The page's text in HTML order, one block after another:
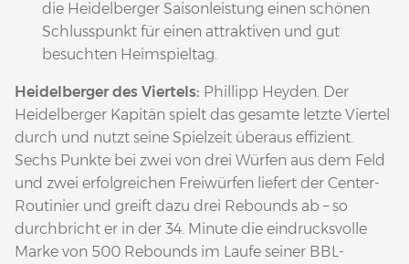
die Heidelberger Saisonleistung einen schönen
Schlusspunkt für einen attraktiven und gut
besuchten Heimspieltag.
Heidelberger des Viertels: Phillipp Heyden. Der
Heidelberger Kapitän spielt das gesamte letzte Viertel
durch und nutzt seine Spielzeit überaus effizient.
Sechs Punkte bei zwei von drei Würfen aus dem Feld
und zwei erfolgreichen Freiwürfen liefert der Center-
Routinier und greift dazu drei Rebounds ab – so
durchbricht er in der 34. Minute die eindrucksvolle
Marke von 500 Rebounds im Laufe seiner BBL-